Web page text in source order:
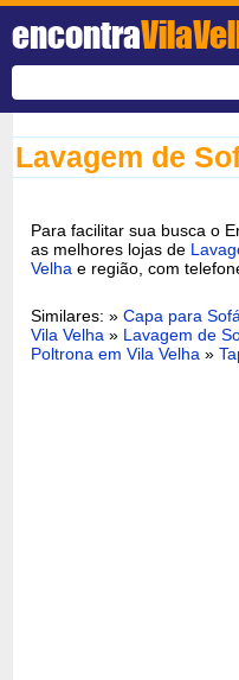
encontra
Lavagem de
Para facilitar sua busca o
as melhores lojas de
Velha e região, com
Similares: »Capa para
Vila Velha » Lavagem de
Poltrona em Vila Velha »